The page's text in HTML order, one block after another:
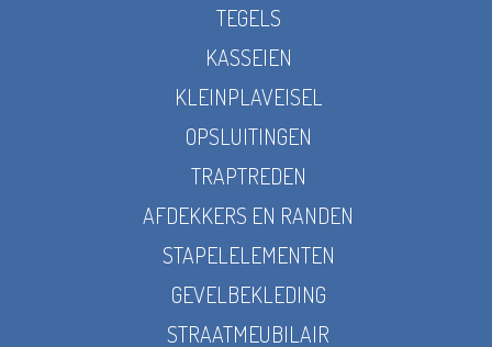
TEGELS
KASSEIEN
KLEINPLAVEISEL
OPSLUITINGEN
TRAPTREDEN
AFDEKKERS EN RANDEN
STAPELELEMENTEN
GEVELBEKLEDING
STRAATMEUBILAIR